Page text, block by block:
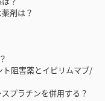
剤は？
阻害薬とイピリムマブ/
プラチンを併用する？